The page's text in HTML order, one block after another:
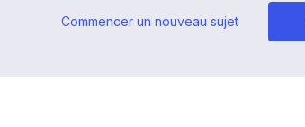
Commencer un nouveau sujet